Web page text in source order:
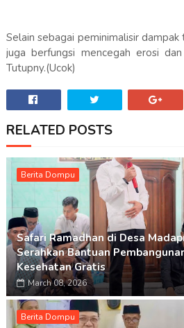
Selain sebagai peminimalisir
juga berfungsi mencegah erosi
Tutupny.(Ucok)
RELATED POSTS
Berita Dompu
Safari Ramadhan di Desa
Serahkan Bantuan
Kesehatan Gratis
March 08, 2026
Berita Dompu